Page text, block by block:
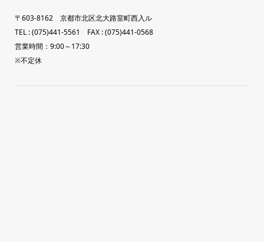
〒603-8162 京都市北区北大路室町西入ル
TEL : (075)441-5561 FAX : (075)441-0568
営業時間：9:00～17:30
※不定休